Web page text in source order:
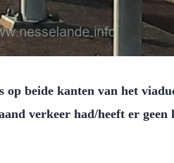
op beide kanten van het
verkeer had/heeft er